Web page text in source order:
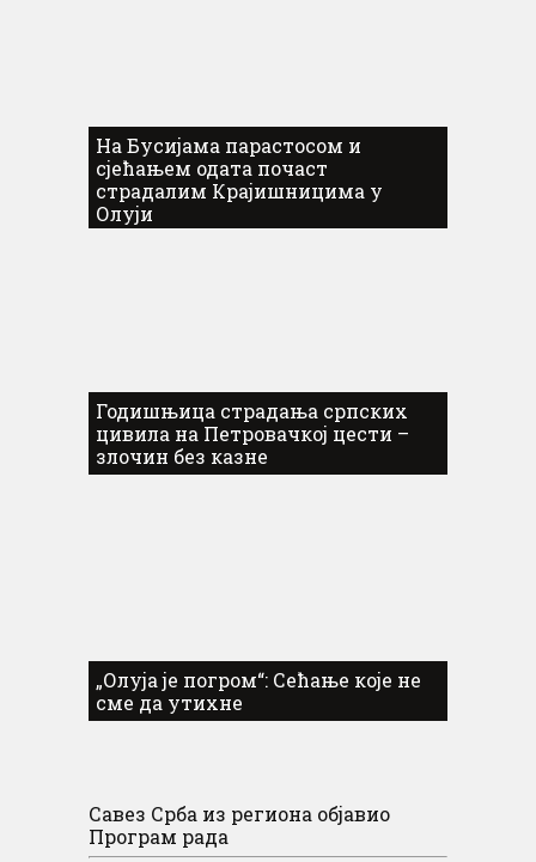
На Бусијама парастосом и
сјећањем одата почаст
страдалим Крајишницима у
Олуји
Годишњица страдања српских
цивила на Петровачкој цести –
злочин без казне
„Олуја је погром“: Сећање које не
сме да утихне
Савез Срба из региона објавио
Програм рада